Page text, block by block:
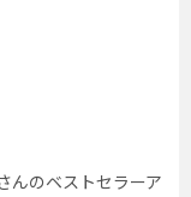
んのベストセラーア